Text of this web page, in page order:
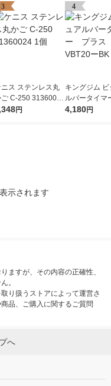
3
ス ステンレス丸
C-250 31360024
円
4
キングジム
ルバータイ
ス クロ
4,180円
示されます
ますが、その内容の正確性、
。
り扱うストアによって運営さ
品、ご購入に関するご質問
へ